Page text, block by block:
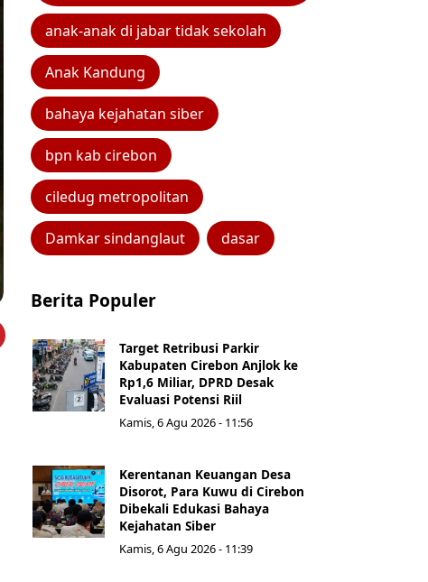
anak-anak di jabar tidak sekolah
Anak Kandung
bahaya kejahatan siber
bpn kab cirebon
ciledug metropolitan
Damkar sindanglaut dasar
Berita Populer
Target Retribusi Parkir
Kabupaten Cirebon Anjlok ke
Rp1,6 Miliar, DPRD Desak
Evaluasi Potensi Riil
Kamis, 6 Agu 2026 - 11:56
Kerentanan Keuangan Desa
Disorot, Para Kuwu di Cirebon
Dibekali Edukasi Bahaya
Kejahatan Siber
Kamis, 6 Agu 2026 - 11:39